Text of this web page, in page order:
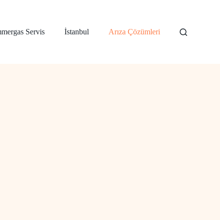
Servis İstanbul Arıza Çözümleri